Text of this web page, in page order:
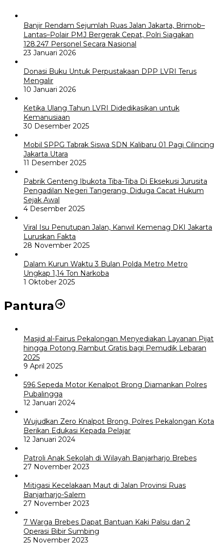
Banjir Rendam Sejumlah Ruas Jalan Jakarta, Brimob–
Lantas–Polair PMJ Bergerak Cepat, Polri Siagakan
128.247 Personel Secara Nasional
23 Januari 2026
Donasi Buku Untuk Perpustakaan DPP LVRI Terus
Mengalir
10 Januari 2026
Ketika Ulang Tahun LVRI Didedikasikan untuk
Kemanusiaan
30 Desember 2025
Mobil SPPG Tabrak Siswa SDN Kalibaru 01 Pagi Cilincing
Jakarta Utara
11 Desember 2025
Pabrik Genteng Ibukota Tiba-Tiba Di Eksekusi Jurusita
Pengadilan Negeri Tangerang, Diduga Cacat Hukum
Sejak Awal
4 Desember 2025
Viral Isu Penutupan Jalan, Kanwil Kemenag DKI Jakarta
Luruskan Fakta
28 November 2025
Dalam Kurun Waktu 3 Bulan Polda Metro Metro
Ungkap 1,14 Ton Narkoba
1 Oktober 2025
Pantura
Masjid al-Fairus Pekalongan Menyediakan Layanan Pijat
hingga Potong Rambut Gratis bagi Pemudik Lebaran
2025
9 April 2025
596 Sepeda Motor Kenalpot Brong Diamankan Polres
Pubalingga
12 Januari 2024
Wujudkan Zero Knalpot Brong, Polres Pekalongan Kota
Berikan Edukasi Kepada Pelajar
12 Januari 2024
Patroli Anak Sekolah di Wilayah Banjarharjo Brebes
27 November 2023
Mitigasi Kecelakaan Maut di Jalan Provinsi Ruas
Banjarharjo-Salem
27 November 2023
7 Warga Brebes Dapat Bantuan Kaki Palsu dan 2
Operasi Bibir Sumbing
25 November 2023